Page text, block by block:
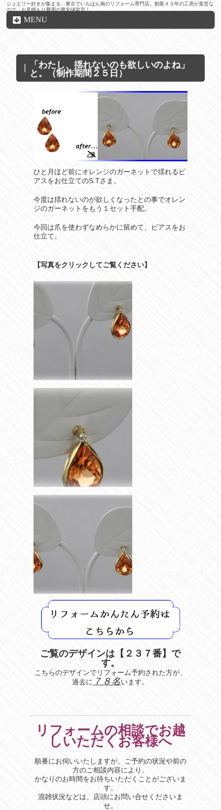
ジュエリー好きが集まる、東京でいちばん南のリフォーム専門店。創業４３年の工房が直営な
ので、お見積もり費用の最安値宣言！
MENU
「わたし、揺れないのも欲しいのよね」
と。（制作期間２５日）
ひと月ほど前にオレンジのガーネットで揺れるピ
アスをお仕立てのS.Tさま。
今度は揺れないのが欲しくなったとの事でオレン
ジのガーネットをもう１セット手配。
今回は爪を使わずなめらかに留めて、ピアスをお
仕立て。
【写真をクリックしてご覧ください】
ご覧のデザインは【２３７番】で
す。
こちらのデザインでリフォーム予約された方が、
過去に
７８名います。
リフォームの相談でお越
しいただくお客様へ
順番にお伺いいたしますが、ご予約の状況や前の
方のご相談内容により、
かなりのお時間をお待ちいただくことがございま
す。
混雑状況などは、店頭にお問い合せくださいま
せ。